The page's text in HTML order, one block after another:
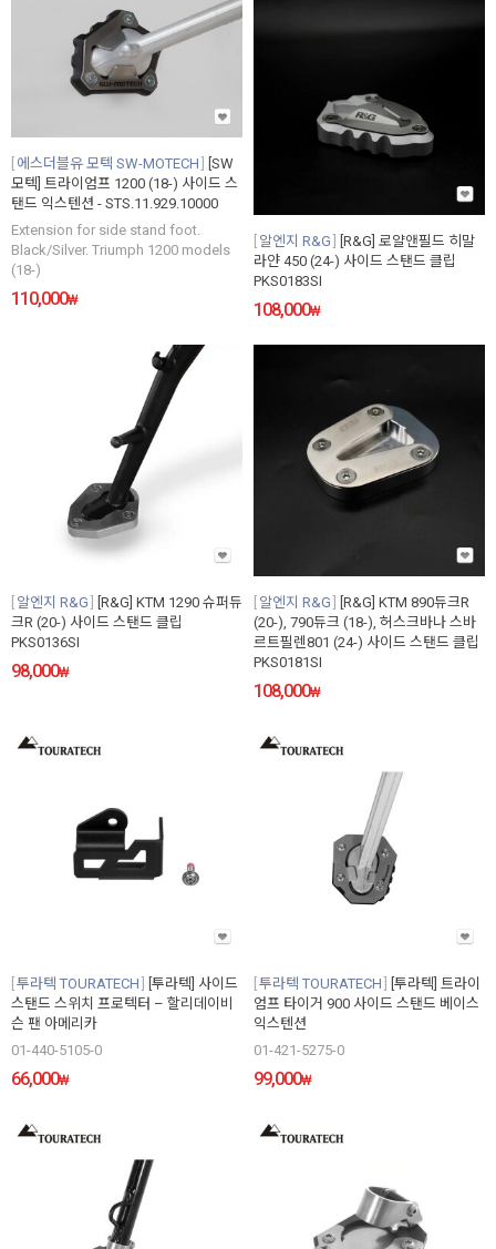
에스더블유 모텍 SW-MOTECH
[SW
모텍] 트라이엄프 1200 (18-) 사이드 스
탠드 익스텐션 - STS.11.929.10000
Extension for side stand foot.
Black/Silver. Triumph 1200 models
(18-)
110,000₩
알엔지 R&G
[R&G] 로얄앤필드 히말
라얀 450 (24-) 사이드 스탠드 클립
PKS0183SI
108,000₩
알엔지 R&G
[R&G] KTM 1290 슈퍼듀
크R (20-) 사이드 스탠드 클립
PKS0136SI
98,000₩
알엔지 R&G
[R&G] KTM 890듀크R
(20-), 790듀크 (18-), 허스크바나 스바
르트필렌801 (24-) 사이드 스탠드 클립
PKS0181SI
108,000₩
투라텍 TOURATECH
[투라텍] 사이드
스탠드 스위치 프로텍터 – 할리데이비
슨 팬 아메리카
01-440-5105-0
66,000₩
투라텍 TOURATECH
[투라텍] 트라이
엄프 타이거 900 사이드 스탠드 베이스
익스텐션
01-421-5275-0
99,000₩